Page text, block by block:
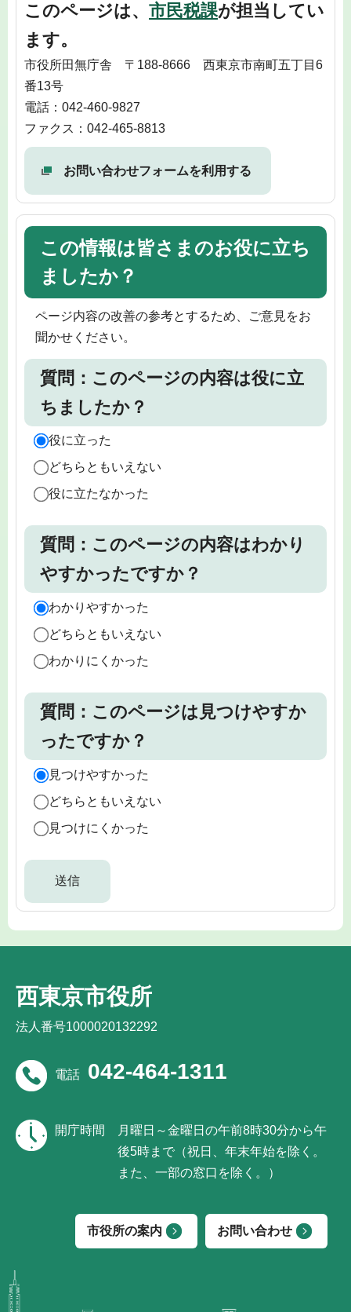
このページは、 市民税課が担当してい
ます。
市役所田無庁舎 〒188-8666 西東京市南町五丁目6
番13号
電話：042-460-9827
ファクス：042-465-8813
お問い合わせフォームを利用する
この情報は皆さまのお役に立ち
ましたか？
ページ内容の改善の参考とするため、ご意見をお
聞かせください。
質問：このページの内容は役に立
ちましたか？
役に立った
どちらともいえない
役に立たなかった
質問：このページの内容はわかり
やすかったですか？
わかりやすかった
どちらともいえない
わかりにくかった
質問：このページは見つけやすか
ったですか？
見つけやすかった
どちらともいえない
見つけにくかった
西東京市役所
法人番号1000020132292
電話 042-464-1311
開庁時間
月曜日～金曜日の午前8時30分から午
後5時まで（祝日、年末年始を除く。
また、一部の窓口を除く。）
市役所の案内 お問い合わせ